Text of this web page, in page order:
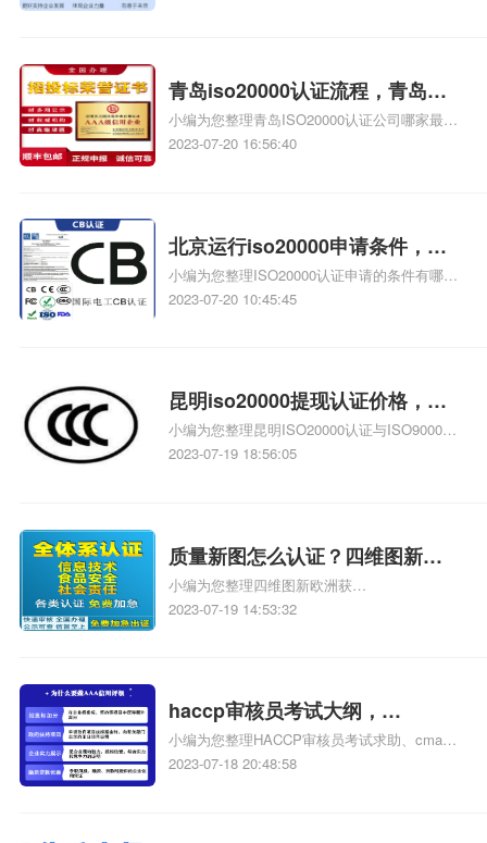
ISO9000认证机构相关iso体系认证知识，详情
可查看下方正文！
青岛iso20000认证流程，青岛天
津iso20000认证流程
小编为您整理青岛ISO20000认证公司哪家最专
业、请问青岛做ISO20000的认证去哪里好、
2023-07-20 16:56:40
北京运行iso20000申请条件，北
京iso20000申请条件
小编为您整理ISO20000认证申请的条件有哪些
ISO20000认证适用范围是、北京cma报考条
下方正文！
2023-07-20 10:45:45
昆明iso20000提现认证价格，昆
明iso20000提现认证材料
小编为您整理昆明ISO20000认证与ISO9000认
证有什么区别、想问下:昆明质量认证价格多少
体系认证知识，详情可查看下方正文！
2023-07-19 18:56:05
质量新图怎么认证？四维图新
iso20000
小编为您整理四维图新欧洲获
AutomotiveSPICE3级认证、质量管理体系过
什么区别相关iso体系认证知识，详情可查看下
方正文！
2023-07-19 14:53:32
haccp审核员考试大纲，
iso20000审核员考试大纲
小编为您整理HACCP审核员考试求助、cma考
试大纲有哪些、CMA考试大纲内容都有哪些、
2023-07-18 20:48:58